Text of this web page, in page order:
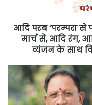
आदि परब ‘परम्परा
मार्च से, आदि रंग,
व्यंजन के साथ